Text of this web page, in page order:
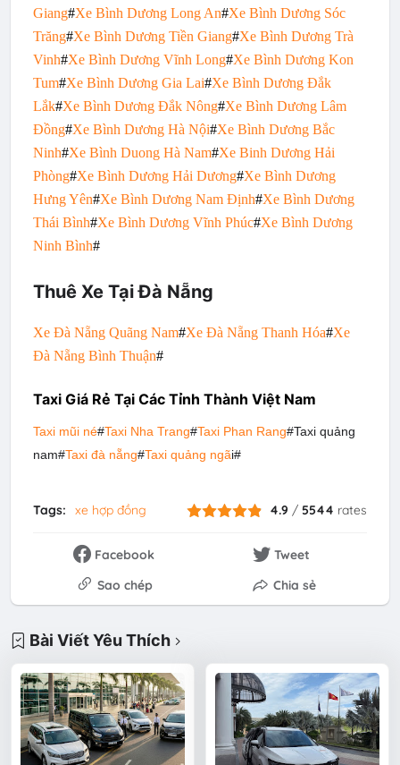
Giang#Xe Bình Dương Long An#Xe Bình Dương Sóc
Trăng#Xe Bình Dương Tiền Giang#Xe Bình Dương Trà
Vinh#Xe Bình Dương Vĩnh Long#Xe Bình Dương Kon
Tum#Xe Bình Dương Gia Lai#Xe Bình Dương Đắk
Lắk#Xe Bình Dương Đắk Nông#Xe Bình Dương Lâm
Đồng#Xe Bình Dương Hà Nội#Xe Bình Dương Bắc
Ninh#Xe Bình Duong Hà Nam#Xe Binh Dương Hải
Phòng#Xe Bình Dương Hải Dương#Xe Bình Dương
Hưng Yên#Xe Bình Dương Nam Định#Xe Bình Dương
Thái Bình#Xe Bình Dương Vĩnh Phúc#Xe Bình Dương
Ninh Bình#
Thuê Xe Tại Đà Nẵng
Xe Đà Nẵng Quãng Nam#Xe Đà Nẵng Thanh Hóa#Xe
Đà Nẵng Bình Thuận#
Taxi Giá Rẻ Tại Các Tỉnh Thành Việt Nam
Taxi mũi né#Taxi Nha Trang#Taxi Phan Rang#Taxi quảng
nam#Taxi đà nẵng#Taxi quảng ngãi#
Tags: xe hợp đồng 4.9 /5544 rates
Facebook
Tweet
Sao chép
Chia sẻ
Bài Viết Yêu Thích